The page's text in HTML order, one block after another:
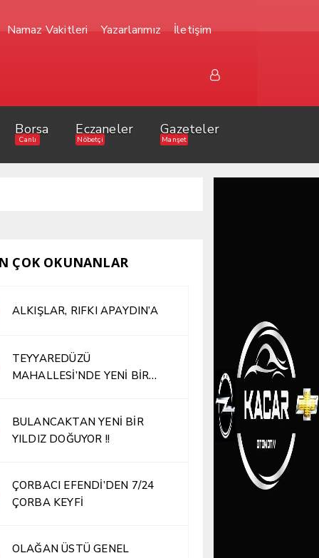
Namaz Vakitleri Yazarlarımız İletişim
Borsa
Canlı
Eczaneler
Nöbetçi
Gazeteler
Manşet
ÇOK OKUNANLAR
ALKIŞLAR, RIFKI APAYDIN’A
TEYYAREDÜZÜ
MAHALLESİ’NDE YENİ BİR
BULANCAKTAN YENİ BİR
YILDIZ DOĞUYOR !!
ÇORBACI EFENDİ’DEN 7/24
ÇORBA KEYFİ
OLAĞAN ÜSTÜ GENEL